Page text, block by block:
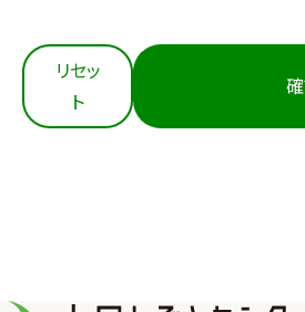
4. 内容の正確性の確保
当センターは、利用目的の達成に
て、個人情報を正確かつ最新の
リセッ
ト